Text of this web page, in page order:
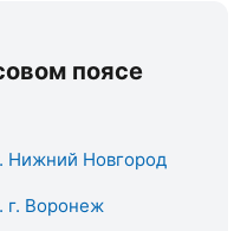
поясе
Нижний Новгород
г. Воронеж